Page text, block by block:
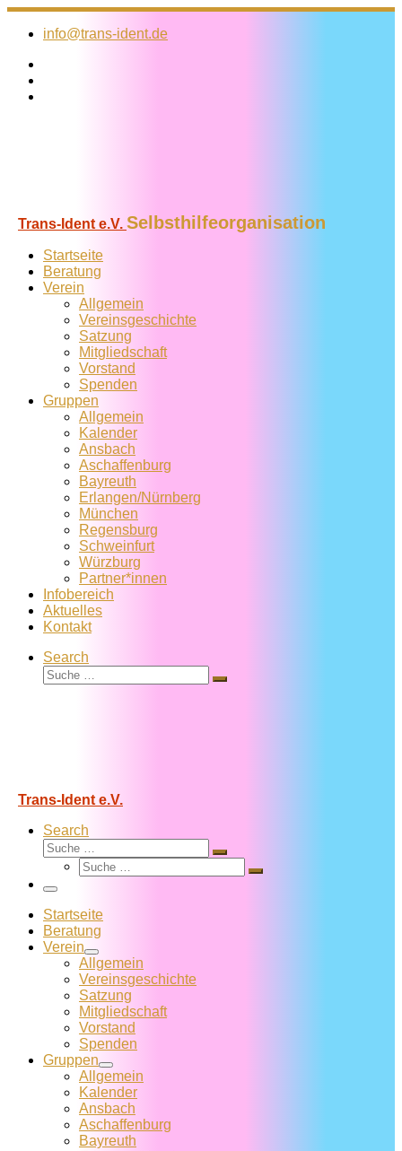
Zum
Inhalt
info@trans-ident.de
Trans-Ident e.V. Selbsthilfeorganisation
Startseite
Beratung
Verein
Allgemein
Vereins­geschichte
Satzung
Mitglied­schaft
Vorstand
Spenden
Gruppen
Allgemein
Kalender
Ansbach
Aschaffenburg
Bayreuth
Erlangen/Nürnberg
München
Regensburg
Schweinfurt
Würzburg
Partner*innen
Infobereich
Aktuelles
Kontakt
Search
Suche
Suche
Trans-Ident e.V.
Search
Suche
Suche
Suche
Suche
Menü
Startseite
Beratung
Verein
Allgemein
Vereins­geschichte
Satzung
Mitglied­schaft
Vorstand
Spenden
Gruppen
Allgemein
Kalender
Ansbach
Aschaffenburg
Bayreuth